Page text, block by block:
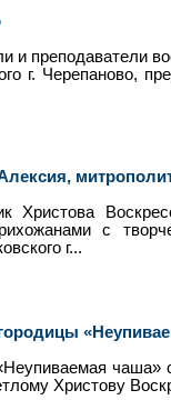
и преподаватели
г. Черепаново,
Христова
с
г...
чаша»
Христову